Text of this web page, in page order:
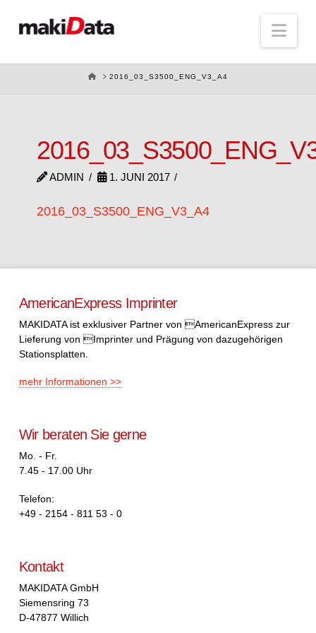
HOME2016_03_S3500_ENG_V3_A4
ADMIN 1. JUNI 2017
2016_03_S3500_ENG_V3_A4
AmericanExpress Imprinter
MAKIDATA ist exklusiver Partner von AmericanExpress zur
Lieferung von Imprinter und Prägung von dazugehörigen
Stationsplatten.
mehr Informationen >>
Wir beraten Sie gerne
Mo. - Fr.
7.45 - 17.00 Uhr
Telefon:
+49 - 2154 - 811 53 - 0
Kontakt
MAKIDATA GmbH
Siemensring 73
D-47877 Willich